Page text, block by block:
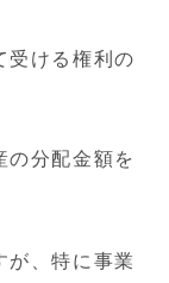
受ける権利の
の分配金額を
が、特に事業